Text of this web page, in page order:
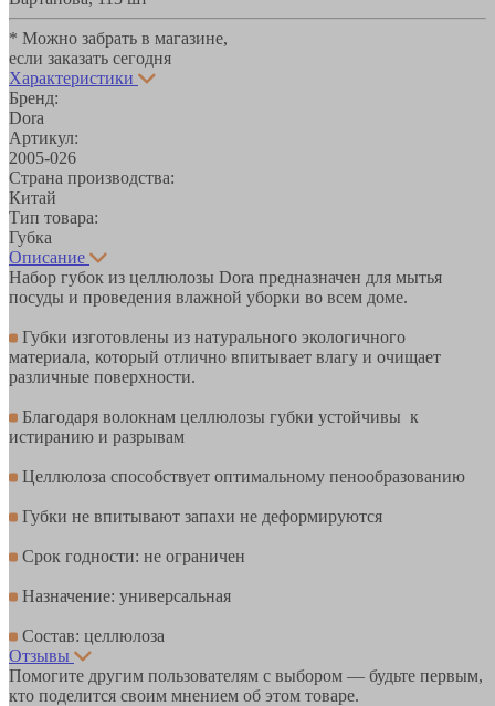
* Можно забрать в магазине,
если заказать сегодня
Характеристики
Бренд:
Dora
Артикул:
2005-026
Страна производства:
Китай
Тип товара:
Губка
Описание
Набор губок из целлюлозы Dora предназначен для мытья
посуды и проведения влажной уборки во всем доме.
Губки изготовлены из натурального экологичного
материала, который отлично впитывает влагу и очищает
различные поверхности.
Благодаря волокнам целлюлозы губки устойчивы к
истиранию и разрывам
Целлюлоза способствует оптимальному пенообразованию
Губки не впитывают запахи не деформируются
Срок годности: не ограничен
Назначение: универсальная
Состав: целлюлоза
Отзывы
Помогите другим пользователям с выбором — будьте первым,
кто поделится своим мнением об этом товаре.